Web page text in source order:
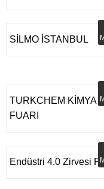
SİLMO İSTANBUL
TURKCHEM KİMYA
FUARI
Endüstri 4.0 Zirvesi